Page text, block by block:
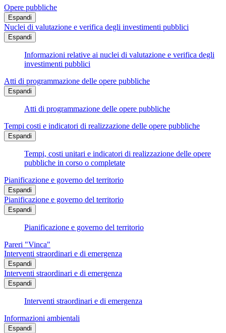
Opere pubbliche
Espandi
Nuclei di valutazione e verifica degli investimenti pubblici
Espandi
Informazioni relative ai nuclei di valutazione e verifica degli
investimenti pubblici
Atti di programmazione delle opere pubbliche
Espandi
Atti di programmazione delle opere pubbliche
Tempi costi e indicatori di realizzazione delle opere pubbliche
Espandi
Tempi, costi unitari e indicatori di realizzazione delle opere
pubbliche in corso o completate
Pianificazione e governo del territorio
Espandi
Pianificazione e governo del territorio
Espandi
Pianificazione e governo del territorio
Pareri "Vinca"
Interventi straordinari e di emergenza
Espandi
Interventi straordinari e di emergenza
Espandi
Interventi straordinari e di emergenza
Informazioni ambientali
Espandi